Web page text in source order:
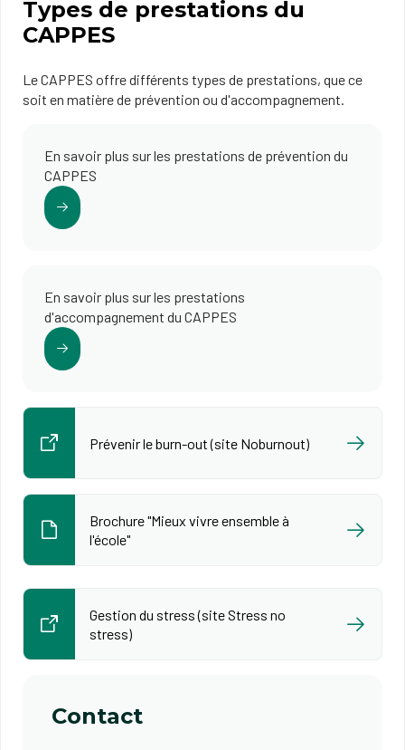
Types de prestations du
CAPPES
Le CAPPES offre différents types de prestations, que ce
soit en matière de prévention ou d'accompagnement.
En savoir plus sur les prestations de prévention du
CAPPES
En savoir plus sur les prestations
d'accompagnement du CAPPES
Prévenir le burn-out (site Noburnout)
Brochure "Mieux vivre ensemble à
l'école"
Gestion du stress (site Stress no
stress)
Contact